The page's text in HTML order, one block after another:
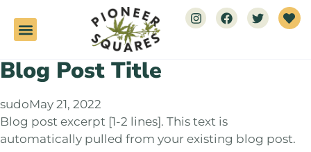
Blog Post Title
sudoMay 21, 2022
Blog post excerpt [1-2 lines]. This text is
automatically pulled from your existing blog post.